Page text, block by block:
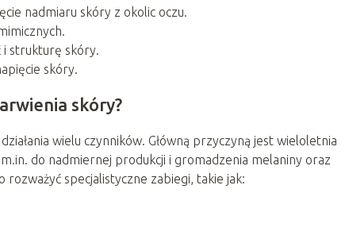
nadmiaru skóry z okolic oczu.
i strukturę skóry.
skóry.
skóry?
wielu czynników. Główną przyczyną jest wieloletnia
do nadmiernej produkcji i gromadzenia melaniny oraz
specjalistyczne zabiegi, takie jak: